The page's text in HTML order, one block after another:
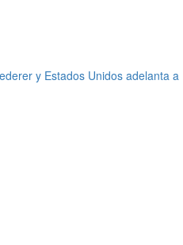
y Estados Unidos adelanta a